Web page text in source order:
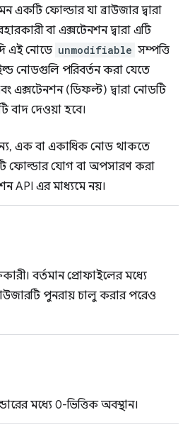
একটি ফোল্ডার যা ব্রাউজার দ্বারা
বা এক্সটেনশন দ্বারা এটি
এই নোডে unmodifiable সম্পত্তি
নোডগুলি পরিবর্তন করা যেতে
এক্সটেনশন (ডিফল্ট) দ্বারা নোডটি
বাদ দেওয়া হবে।
এক বা একাধিক নোড থাকতে
ফোল্ডার যোগ বা অপসারণ করা
API এর মাধ্যমে নয়।
বর্তমান প্রোফাইলের মধ্যে
পুনরায় চালু করার পরেও
মধ্যে 0-ভিত্তিক অবস্থান।